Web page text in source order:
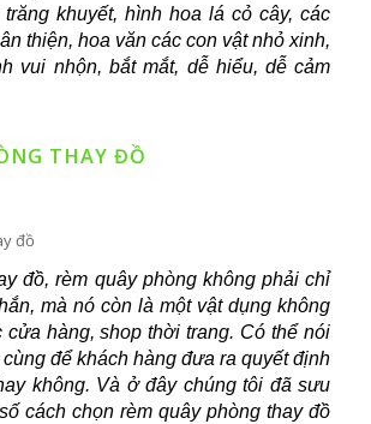
khuyết, hình hoa lá cỏ cây, các
thiện, hoa văn các con vật nhỏ xinh,
vui nhộn, bắt mắt, dễ hiểu, dễ cảm
THAY ĐỒ
đồ, rèm quây phòng không phải chỉ
mà nó còn là một vật dụng không
cửa hàng, shop thời trang. Có thể nói
để khách hàng đưa ra quyết định
không. Và ở đây chúng tôi đã sưu
cách chọn rèm quây phòng thay đồ